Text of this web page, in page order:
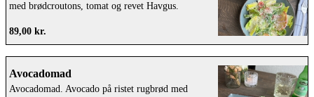
med brødcroutons, tomat og revet Havgus.
89,00 kr.
Avocadomad
Avocadomad. Avocado på ristet rugbrød med